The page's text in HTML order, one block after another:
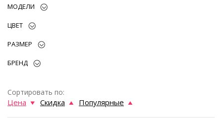
МОДЕЛИ
ЦВЕТ
РАЗМЕР
БРЕНД
Сортировать по:
Цена Скидка Популярные